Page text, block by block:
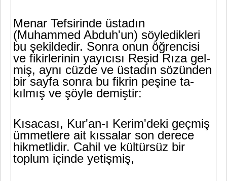
Menar Tefsirinde üstadın
(Muhammed Abduh'un) söyledikleri
bu şekildedir. Sonra onun öğrencisi
ve fikirlerinin yayıcısı Reşid Rıza gel­
miş, aynı cüzde ve üstadın sözünden
bir sayfa sonra bu fikrin peşine ta­
kılmış ve şöyle demiştir:
Kısacası, Kur'an-ı Kerim'deki geçmiş
ümmetlere ait kıssalar son derece
hikmetlidir. Cahil ve kültürsüz bir
toplum içinde yetişmiş,